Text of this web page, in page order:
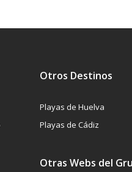
Otros Destinos
Playas de Huelva
Playas de Cádiz
Otras Webs del